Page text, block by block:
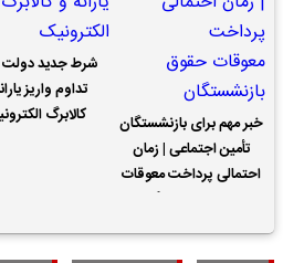
خبر مهم برای بازنشستگان
تأمین اجتماعی | زمان
احتمالی پرداخت معوقات
شرط جدید دولت
تداوم واریز
کالابرگ